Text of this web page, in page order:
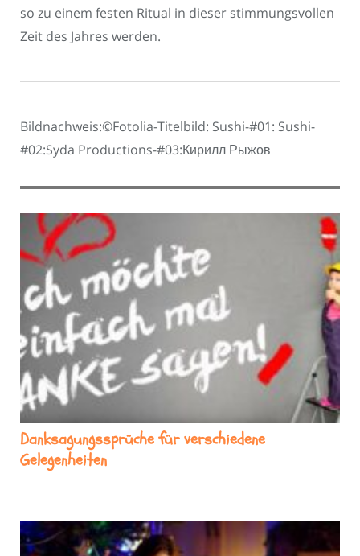
so zu einem festen Ritual in dieser stimmungsvollen
Zeit des Jahres werden.
Bildnachweis:©Fotolia-Titelbild: Sushi-#01: Sushi-
#02:Syda Productions-#03:Кирилл Рыжов
Danksagungssprüche für verschiedene
Gelegenheiten